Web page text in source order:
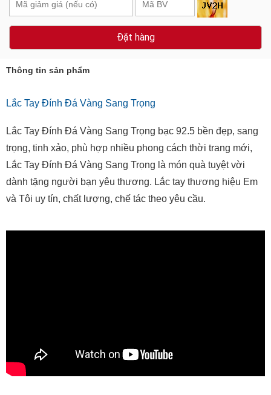
Đặt hàng
Thông tin sản phẩm
Lắc Tay Đính Đá Vàng Sang Trọng
Lắc Tay Đính Đá Vàng Sang Trọng bạc 92.5 bền đẹp, sang
trọng, tinh xảo, phù hợp nhiều phong cách thời trang mới,
Lắc Tay Đính Đá Vàng Sang Trọng là món quà tuyệt vời
dành tặng người bạn yêu thương. Lắc tay thương hiệu Em
và Tôi uy tín, chất lượng, chế tác theo yêu cầu.